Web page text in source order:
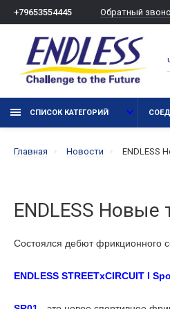
+79653554445 Обратный
СПИСОК КАТЕГОРИЙ
Главная Новости ENDLESS
ENDLESS
Состоялся дебют фрикционного
ENDLESS STREETxCIRCUIT I